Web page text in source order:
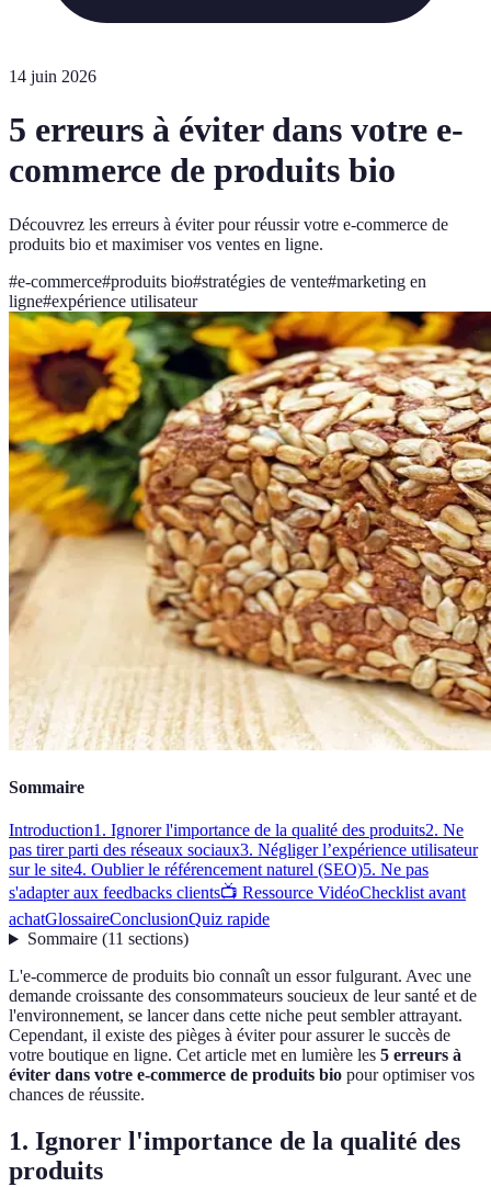
14 juin 2026
5 erreurs à éviter dans votre e-
commerce de produits bio
Découvrez les erreurs à éviter pour réussir votre e-commerce de
produits bio et maximiser vos ventes en ligne.
#e-commerce#produits bio#stratégies de vente#marketing en
ligne#expérience utilisateur
Sommaire
Introduction1. Ignorer l'importance de la qualité des produits2. Ne
pas tirer parti des réseaux sociaux3. Négliger l’expérience utilisateur
sur le site4. Oublier le référencement naturel (SEO)5. Ne pas
s'adapter aux feedbacks clients📺 Ressource VidéoChecklist avant
achatGlossaireConclusionQuiz rapide
Sommaire(11 sections)
L'e-commerce de produits bio connaît un essor fulgurant. Avec une
demande croissante des consommateurs soucieux de leur santé et de
l'environnement, se lancer dans cette niche peut sembler attrayant.
Cependant, il existe des pièges à éviter pour assurer le succès de
votre boutique en ligne. Cet article met en lumière les 5 erreurs à
éviter dans votre e-commerce de produits bio pour optimiser vos
chances de réussite.
1. Ignorer l'importance de la qualité des
produits